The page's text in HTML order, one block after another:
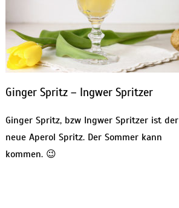
Ginger Spritz – Ingwer Spritzer
Ginger Spritz, bzw Ingwer Spritzer ist der
neue Aperol Spritz. Der Sommer kann
kommen. 😉